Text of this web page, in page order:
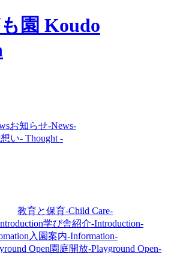
お知らせ-News-
想い- Thought -
教育と保育-Child Care-
学び舎紹介-Introduction-
入園案内-Information-
園庭開放-Playground Open-